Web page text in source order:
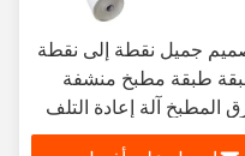
جميل نقطة إلى نقطة
طبقة مطبخ منشفة
المطبخ آلة إعادة التلف